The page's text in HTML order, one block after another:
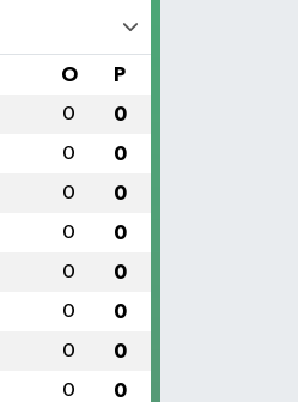
O P
0 0
0 0
0 0
0 0
0 0
0 0
0 0
0 0